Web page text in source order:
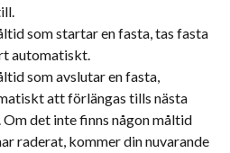
som startar en fasta, tas fasta
automatiskt.
som avslutar en fasta,
att förlängas tills nästa
det inte finns någon måltid
raderat, kommer din nuvarande